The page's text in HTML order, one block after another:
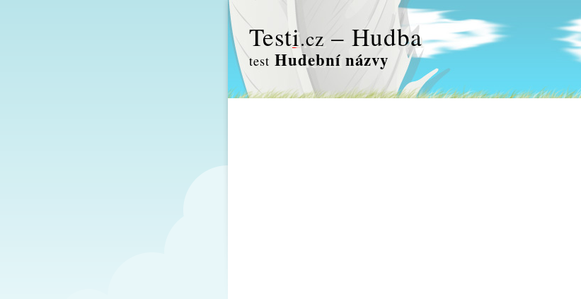
Testi.cz – Hudba
test Hudební názvy